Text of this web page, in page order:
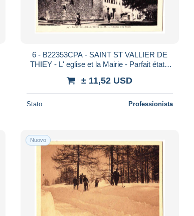
6 - B22353CPA - SAINT ST VALLIER DE
THIEY - L' eglise et la Mairie - Parfait état -
± 11,52 USD
Stato Professionista
Nuovo